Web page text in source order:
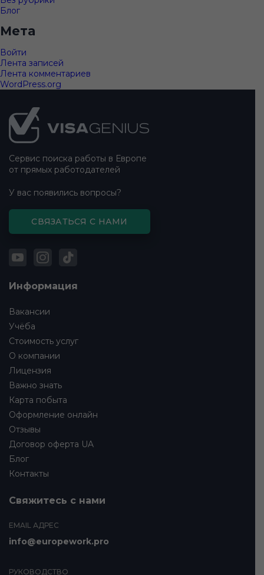
Блог
Мета
Войти
Лента записей
Лента комментариев
WordPress.org
Подвал
сайта
Сервис поиска работы в Европе
от прямых работодателей
У вас появились вопросы?
СВЯЗАТЬСЯ С НАМИ
Информация
Вакансии
Учёба
Стоимость услуг
О компании
Лицензия
Важно знать
Карта побыта
Оформление онлайн
Отзывы
Договор оферта UA
Блог
Контакты
Свяжитесь с нами
EMAIL АДРЕС
info@europework.pro
РУКОВОДСТВО